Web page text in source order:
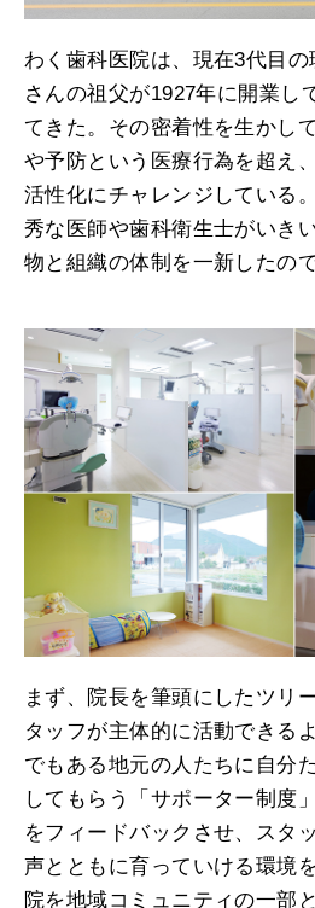
わく歯科医院は、現在3代目
さんの祖父が1927年に開業し
てきた。その密着性を生かし
や予防という医療行為を超え
活性化にチャレンジしている
秀な医師や歯科衛生士がいき
物と組織の体制を一新したので
まず、院長を筆頭にしたツリ
タッフが主体的に活動できる
でもある地元の人たちに自分
してもらう「サポーター制度
をフィードバックさせ、スタ
声とともに育っていける環境
院を地域コミュニティの一部